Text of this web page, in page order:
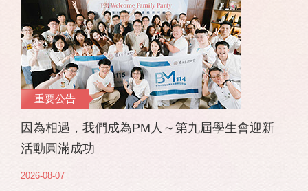
重要公告
因為相遇，我們成為PM人～第九屆學生會迎新
活動圓滿成功
2026-08-07